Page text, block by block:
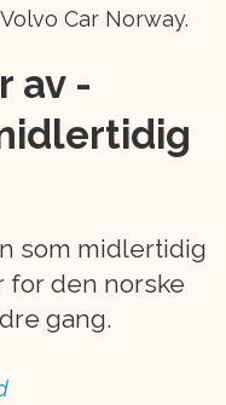
Car Norway.
av -
som midlertidig
den norske
gang.